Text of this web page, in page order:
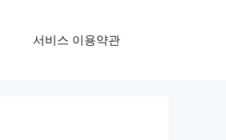
서비스 이용약관